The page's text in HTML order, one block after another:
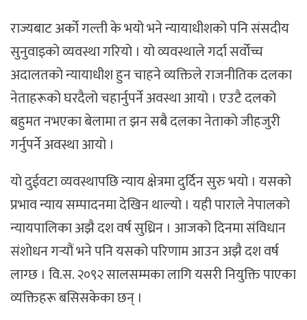
राज्यबाट अर्को गल्ती के भयो भने न्यायाधीशको पनि संसदीय
सुनुवाइको व्यवस्था गरियो । यो व्यवस्थाले गर्दा सर्वोच्च
अदालतको न्यायाधीश हुन चाहने व्यक्तिले राजनीतिक दलका
नेताहरूको घरदैलो चहार्नुपर्ने अवस्था आयो । एउटै दलको
बहुमत नभएका बेलामा त झन सबै दलका नेताको जीहजुरी
गर्नुपर्ने अवस्था आयो ।
यो दुईवटा व्यवस्थापछि न्याय क्षेत्रमा दुर्दिन सुरु भयो । यसको
प्रभाव न्याय सम्पादनमा देखिन थाल्यो । यही पाराले नेपालको
न्यायपालिका अझै दश वर्ष सुध्रिन । आजको दिनमा संविधान
संशोधन गर्‍यौं भने पनि यसको परिणाम आउन अझै दश वर्ष
लाग्छ । वि.स. २०९२ सालसम्मका लागि यसरी नियुक्ति पाएका
व्यक्तिहरू बसिसकेका छन् ।